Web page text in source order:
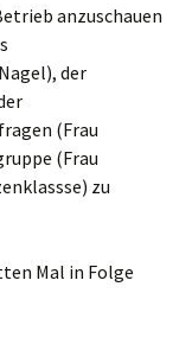
anzuschauen
der
(Frau
(Frau
zu
Mal in Folge